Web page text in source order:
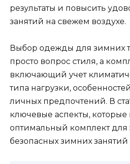
результаты и повысить
занятий на свежем воздухе.
Выбор одежды для зимних
просто вопрос стиля, а
включающий учет
типа нагрузки,
личных предпочтений. В
ключевые аспекты, которые
оптимальный комплект
безопасных зимних занятий